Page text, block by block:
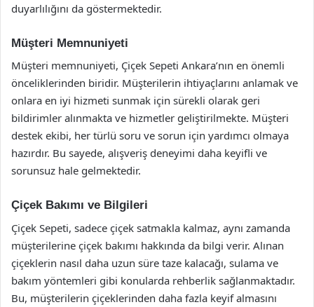
duyarlılığını da göstermektedir.
Müşteri Memnuniyeti
Müşteri memnuniyeti, Çiçek Sepeti Ankara’nın en önemli
önceliklerinden biridir. Müşterilerin ihtiyaçlarını anlamak ve
onlara en iyi hizmeti sunmak için sürekli olarak geri
bildirimler alınmakta ve hizmetler geliştirilmekte. Müşteri
destek ekibi, her türlü soru ve sorun için yardımcı olmaya
hazırdır. Bu sayede, alışveriş deneyimi daha keyifli ve
sorunsuz hale gelmektedir.
Çiçek Bakımı ve Bilgileri
Çiçek Sepeti, sadece çiçek satmakla kalmaz, aynı zamanda
müşterilerine çiçek bakımı hakkında da bilgi verir. Alınan
çiçeklerin nasıl daha uzun süre taze kalacağı, sulama ve
bakım yöntemleri gibi konularda rehberlik sağlanmaktadır.
Bu, müşterilerin çiçeklerinden daha fazla keyif almasını